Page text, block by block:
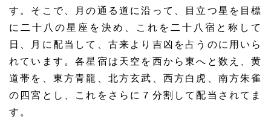
す。そこで、月の通る道に沿って、目立つ星を目標
に二十八の星座を決め、これを二十八宿と称して
日、月に配当して、古来より吉凶を占うのに用いら
れています。各星宿は天空を西から東へと数え、黄
道帯を、東方青龍、北方玄武、西方白虎、南方朱雀
の四宮とし、これをさらに７分割して配当されてま
す。